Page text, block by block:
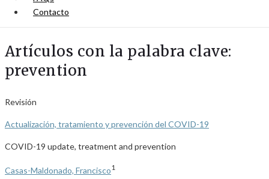
Contacto
Artículos con la palabra clave:
prevention
Revisión
Actualización, tratamiento y prevención del COVID-19
COVID-19 update, treatment and prevention
Casas-Maldonado, Francisco1